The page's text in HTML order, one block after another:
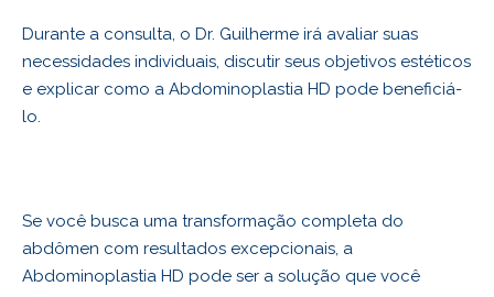
Durante a consulta, o Dr. Guilherme irá avaliar suas
necessidades individuais, discutir seus objetivos estéticos
e explicar como a Abdominoplastia HD pode beneficiá-
lo.
Se você busca uma transformação completa do
abdômen com resultados excepcionais, a
Abdominoplastia HD pode ser a solução que você